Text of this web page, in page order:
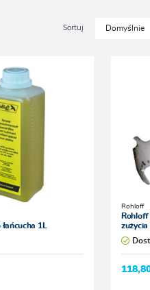
Sortuj Domyślnie
1L
Rohloff
Rohloff
zużycia